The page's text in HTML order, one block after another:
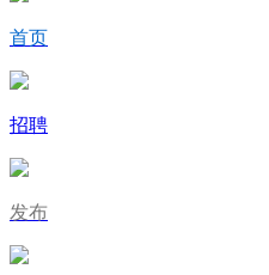
首页
招聘
发布